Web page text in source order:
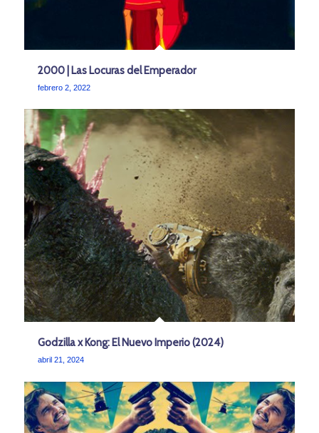
2000 | Las Locuras del Emperador
febrero 2, 2022
Godzilla x Kong: El Nuevo Imperio (2024)
abril 21, 2024